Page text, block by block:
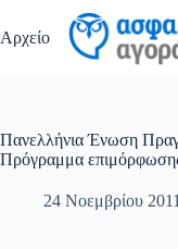
στο
περιεχόμενο
Αρχείο
Πανελλήνια Ένωση
Πρόγραμμα
24 Νοεμβρίου 2011